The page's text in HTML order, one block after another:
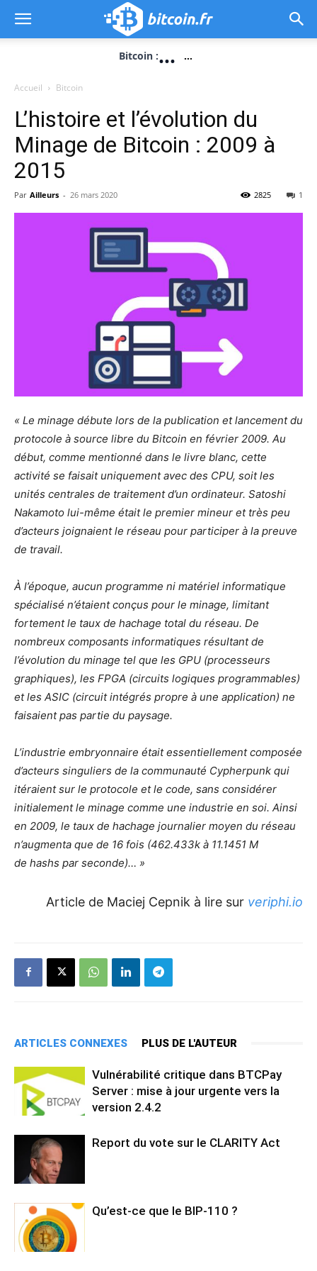
Bitcoin :... ...
Accueil Bitcoin
L’histoire et l’évolution du
Minage de Bitcoin : 2009 à
2015
Par Ailleurs - 26 mars 2020 1
2825
« Le minage débute lors de la publication et lancement du
protocole à source libre du Bitcoin en février 2009. Au
début, comme mentionné dans le livre blanc, cette
activité se faisait uniquement avec des CPU, soit les
unités centrales de traitement d’un ordinateur. Satoshi
Nakamoto lui-même était le premier mineur et très peu
d’acteurs joignaient le réseau pour participer à la preuve
de travail.
À l’époque, aucun programme ni matériel informatique
spécialisé n’étaient conçus pour le minage, limitant
fortement le taux de hachage total du réseau. De
nombreux composants informatiques résultant de
l’évolution du minage tel que les GPU (processeurs
graphiques), les FPGA (circuits logiques programmables)
et les ASIC (circuit intégrés propre à une application) ne
faisaient pas partie du paysage.
L’industrie embryonnaire était essentiellement composée
d’acteurs singuliers de la communauté Cypherpunk qui
itéraient sur le protocole et le code, sans considérer
initialement le minage comme une industrie en soi. Ainsi
en 2009, le taux de hachage journalier moyen du réseau
n’augmenta que de 16 fois (462.433k à 11.1451 M
de hashs par seconde)… »
Article de Maciej Cepnik à lire sur veriphi.io
ARTICLES CONNEXES PLUS DE L'AUTEUR
Vulnérabilité critique dans BTCPay
Server : mise à jour urgente vers la
version 2.4.2
Report du vote sur le CLARITY Act
Qu’est-ce que le BIP-110 ?